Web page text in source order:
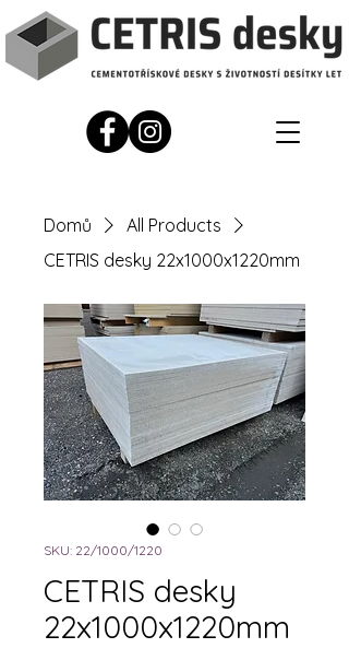
Domů
All Products
CETRIS desky 22x1000x1220mm
SKU: 22/1000/1220
CETRIS desky
22x1000x1220mm